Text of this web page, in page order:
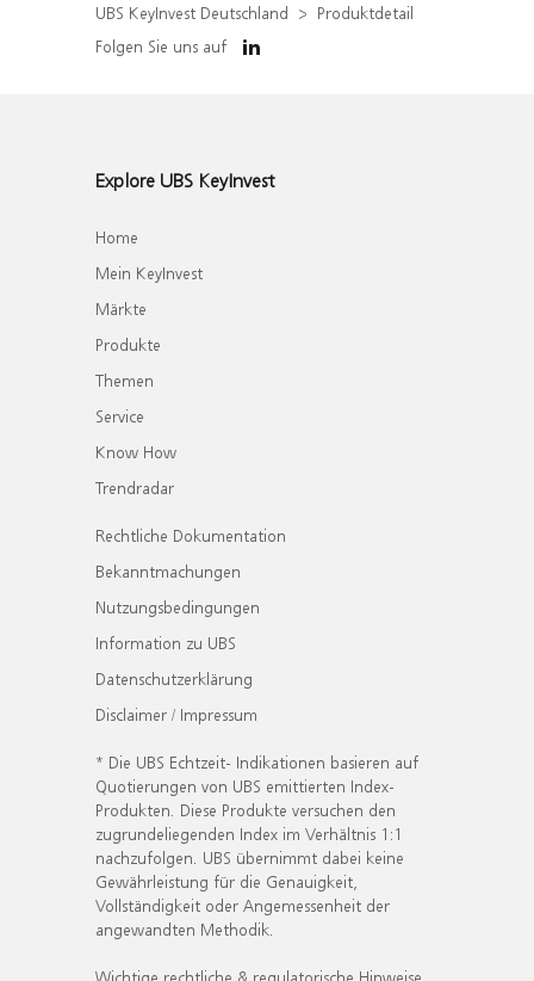
UBS KeyInvest Deutschland
Produktdetail
Folgen Sie uns auf
Explore UBS KeyInvest
Home
Mein KeyInvest
Märkte
Produkte
Themen
Service
Know How
Trendradar
Rechtliche Dokumentation
Bekanntmachungen
Nutzungsbedingungen
Information zu UBS
Datenschutzerklärung
Disclaimer / Impressum
* Die UBS Echtzeit- Indikationen basieren auf
Quotierungen von UBS emittierten Index-
Produkten. Diese Produkte versuchen den
zugrundeliegenden Index im Verhältnis 1:1
nachzufolgen. UBS übernimmt dabei keine
Gewährleistung für die Genauigkeit,
Vollständigkeit oder Angemessenheit der
angewandten Methodik.